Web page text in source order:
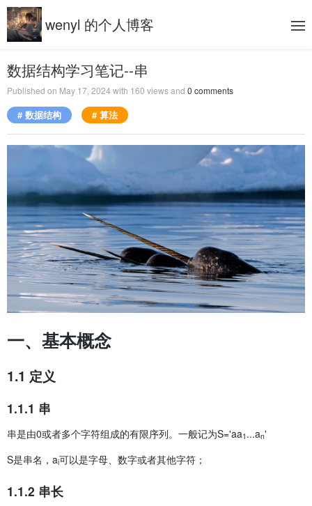
wenyl 的个人博客
数据结构学习笔记--串
Published on May 17, 2024 with 160 views and 0 comments
# 数据结构 # 算法
一、基本概念
1.1 定义
1.1.1 串
串是由0或者多个字符组成的有限序列。一般记为S='aa1 ...an'
S是串名，ai可以是字母、数字或者其他字符；
1.1.2 串长